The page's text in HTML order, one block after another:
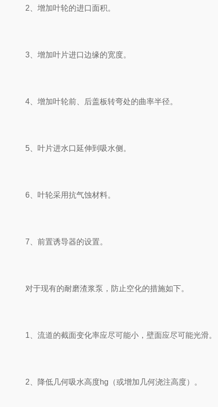
2、增加叶轮的进口面积。
3、增加叶片进口边缘的宽度。
4、增加叶轮前、后盖板转弯处的曲率半径。
5、叶片进水口延伸到吸水侧。
6、叶轮采用抗气蚀材料。
7、前置诱导器的设置。
对于现有的耐磨渣浆泵，防止空化的措施如下。
1、流道的截面变化率应尽可能小，壁面应尽可能光滑。
2、降低几何吸水高度hg（或增加几何浇注高度）。